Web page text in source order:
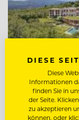
TOP
DIESE
Diese
Informationen
finden Sie in
der Seite.
zu akzeptieren
können, oder